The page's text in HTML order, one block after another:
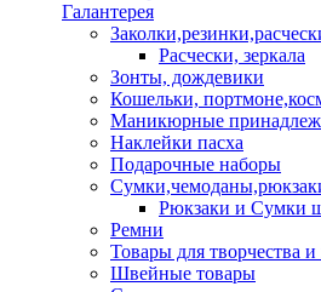
Галантерея
Расчески, зеркала
Зонты, дождевики
Кошельки,
Маникюрные
Наклейки пасха
Подарочные наборы
Рюкзаки и Сумки
Ремни
Товары для творчества и
Швейные товары